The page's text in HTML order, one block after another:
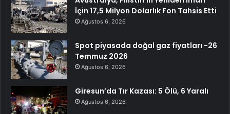
İçin 17,5 Milyon Dolarlık Fon Tahsis Etti
Ağustos 6, 2026
Spot piyasada doğal gaz fiyatları -26
Temmuz 2026
Ağustos 6, 2026
Giresun’da Tır Kazası: 5 Ölü, 6 Yaralı
Ağustos 6, 2026